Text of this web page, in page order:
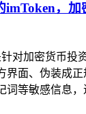
imToken，
针对加密货币投
界面、伪装成
词等敏感信息